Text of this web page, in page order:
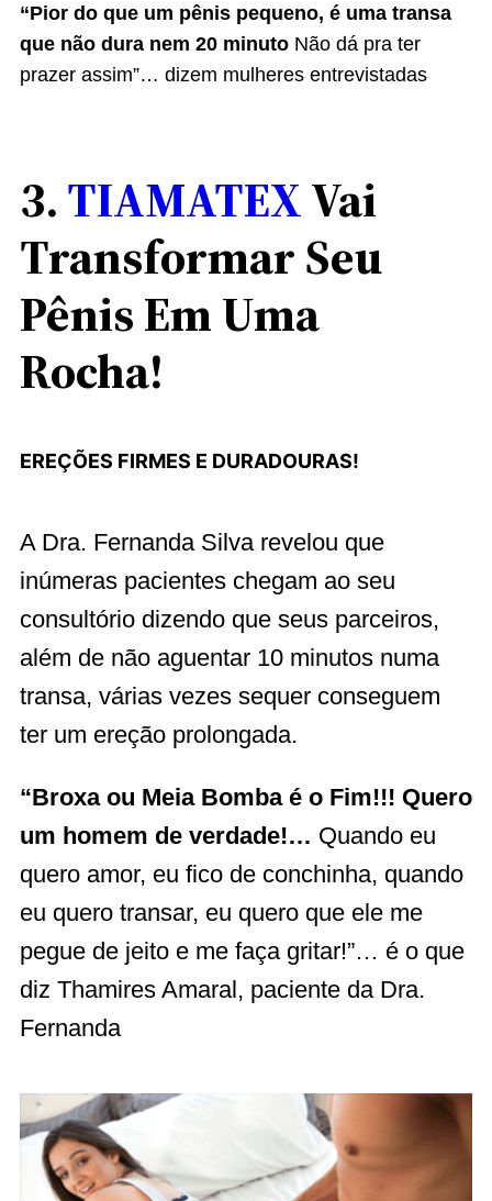
“Pior do que um pênis pequeno, é uma transa
que não dura nem 20 minuto Não dá pra ter
prazer assim”… dizem mulheres entrevistadas
3.TIAMATEXVai
Transformar Seu
Pênis Em Uma
Rocha!
EREÇÕES FIRMES E DURADOURAS!
A Dra. Fernanda Silva revelou que
inúmeras pacientes chegam ao seu
consultório dizendo que seus parceiros,
além de não aguentar 10 minutos numa
transa, várias vezes sequer conseguem
ter um ereção prolongada.
“Broxa ou Meia Bomba é o Fim!!! Quero
um homem de verdade!… Quando eu
quero amor, eu fico de conchinha, quando
eu quero transar, eu quero que ele me
pegue de jeito e me faça gritar!”… é o que
diz Thamires Amaral, paciente da Dra.
Fernanda